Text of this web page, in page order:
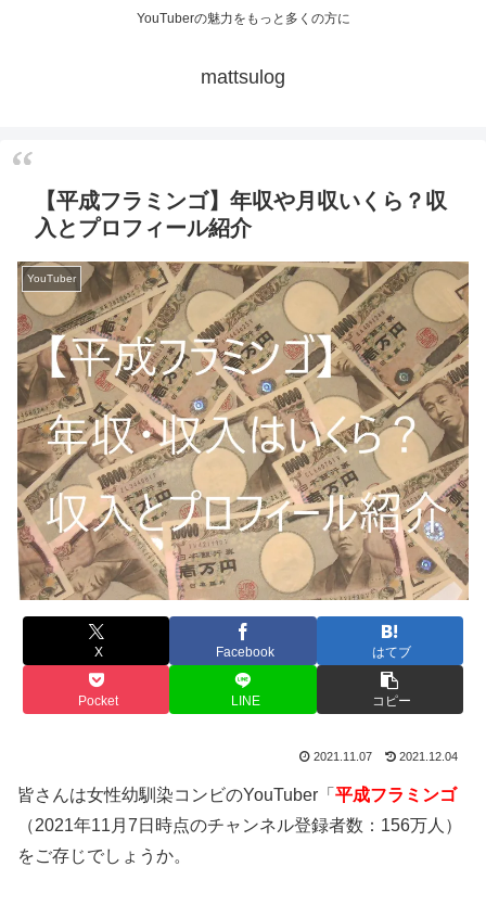
YouTuberの魅力をもっと多くの方に
mattsulog
【平成フラミンゴ】年収や月収いくら？収
入とプロフィール紹介
YouTuber
X Facebook はてブ
Pocket LINE コピー
2021.11.07 2021.12.04
皆さんは女性幼馴染コンビのYouTuber「 平成フラミンゴ
（2021年11月7日時点のチャンネル登録者数：156万人）
をご存じでしょうか。